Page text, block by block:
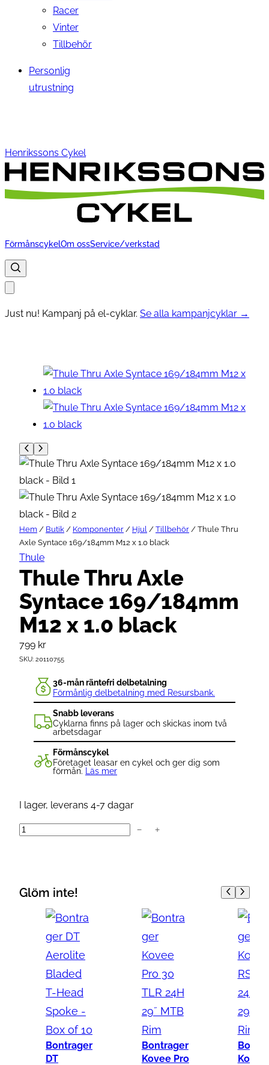
Racer
Vinter
Tillbehör
Personlig
utrustning
Henrikssons Cykel
FörmånscykelOm ossService/verkstad
Just nu! Kampanj på el-cyklar. Se alla kampanjcyklar →
Hem / Butik / Komponenter / Hjul / Tillbehör / Thule Thru
Axle Syntace 169/184mm M12 x 1.0 black
Thule
Thule Thru Axle
Syntace 169/184mm
M12 x 1.0 black
799 kr
SKU: 20110755
36-mån räntefri delbetalning
Förmånlig delbetalning med Resursbank.
Snabb leverans
Cyklarna finns på lager och skickas inom två
arbetsdagar
Förmånscykel
Företaget leasar en cykel och ger dig som
förmån.
Läs mer
I lager, leverans 4-7 dagar
T
e
− +
Glöm inte!
Bontrager
DT
Bontrager
Kovee Pro
Kovee